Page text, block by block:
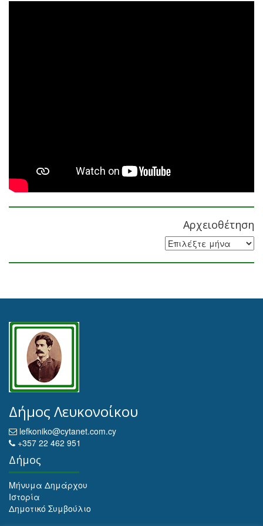
Αρχειοθέτηση
Αρχειοθέτηση
Δήμος Λευκονοίκου
lefkoniko@cytanet.com.cy
+357 22 462 951
Δήμος
Μήνυμα Δημάρχου
Ιστορία
Δημοτικό Συμβούλιο